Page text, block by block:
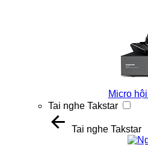
Micro
Tai nghe Takstar
Tai nghe Takstar